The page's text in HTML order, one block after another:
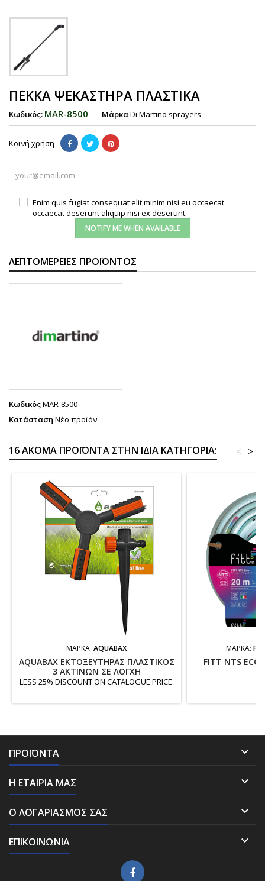
ΠΕΚΚΑ ΨΕKΑΣΤΗΡΑ ΠΛΑΣΤΙΚA
Κωδικός: MAR-8500 ΜάρκαDi Martino sprayers
Κοινή χρήση
Enim quis fugiat consequat elit minim nisi eu occaecat
occaecat deserunt aliquip nisi ex deserunt.
NOTIFY ME WHEN AVAILABLE
ΛΕΠΤΟΜΈΡΕΙΕΣ ΠΡΟΪΌΝΤΟΣ
ΚωδικόςMAR-8500
Κατάσταση Νέο προϊόν
16 ΑΚΌΜΑ ΠΡΟΪΌΝΤΑ ΣΤΗΝ ΊΔΙΑ ΚΑΤΗΓΟΡΊΑ: >
<
ΜΆΡΚΑ: AQUABAX
AQUABAX ΕΚΤΟΞΕΥΤΗΡΑΣ ΠΛΑΣΤΙΚΟΣ
3 ΑΚΤΙΝΩΝ ΣΕ ΛΟΓΧΗ
LESS 25% DISCOUNT ON CATALOGUE PRICE
ΜΆΡΚΑ:
FITT NTS
ΠΡΟΪΌΝΤΑ 
Η ΕΤΑΙΡΊΑ ΜΑΣ 
Ο ΛΟΓΑΡΙΑΣΜΌΣ ΣΑΣ 
ΕΠΙΚΟΙΝΩΝΊΑ 